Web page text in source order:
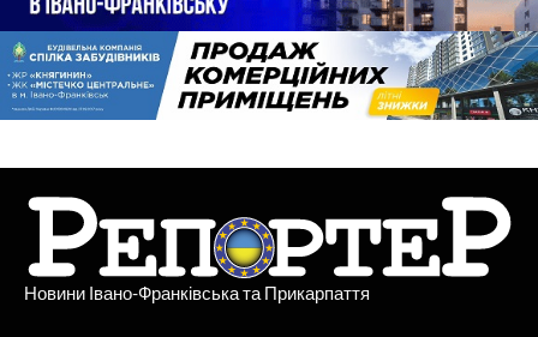
Новини Івано-Франківська та Прикарпаття